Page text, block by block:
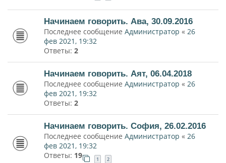
Начинаем говорить. Ава, 30.09.2016
Последнее сообщение Администратор « 26
фев 2021, 19:32
Ответы: 2
Начинаем говорить. Аят, 06.04.2018
Последнее сообщение Администратор « 26
фев 2021, 19:32
Ответы: 2
Начинаем говорить. София, 26.02.2016
Последнее сообщение Администратор « 26
фев 2021, 19:32
Ответы: 19 1 2